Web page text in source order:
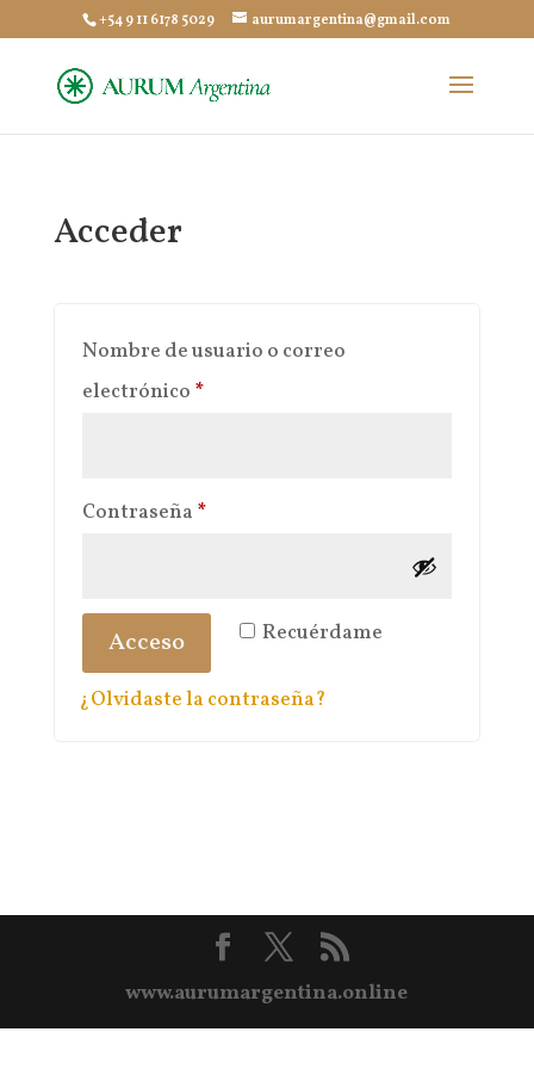
+54 9 11 6178 5029 aurumargentina@gmail.com
Acceder
Nombre de usuario o correo
electrónico *Obligatorio
Contraseña *Obligatorio
Recuérdame
Acceso
¿Olvidaste la contraseña?
www.aurumargentina.online